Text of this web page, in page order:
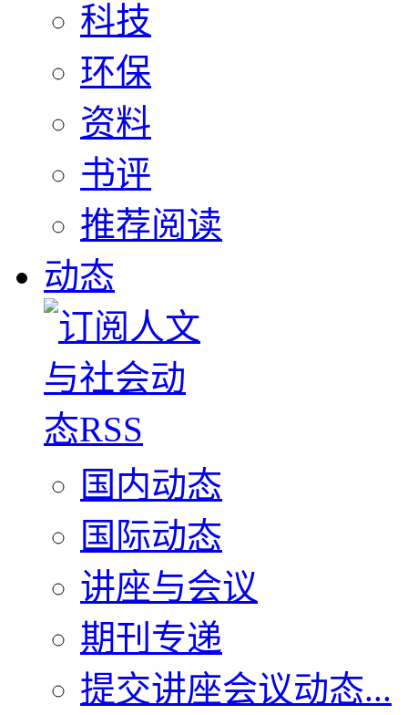
科技
环保
资料
书评
推荐阅读
动态
国内动态
国际动态
讲座与会议
期刊专递
提交讲座会议动态...